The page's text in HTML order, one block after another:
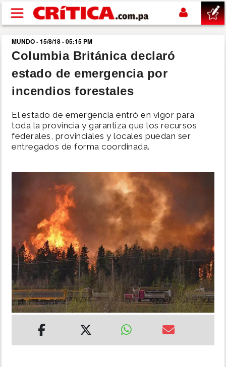
Pasar al contenido principal
buscar
SUCESOS
POLÍTICA
INSÓLITAS
MULTIMEDIA
IMPRESO
MUNDO - 15/8/18 - 05:15 PM
Columbia Británica declaró
estado de emergencia por
incendios forestales
El estado de emergencia entró en vigor para
toda la provincia y garantiza que los recursos
federales, provinciales y locales puedan ser
entregados de forma coordinada.